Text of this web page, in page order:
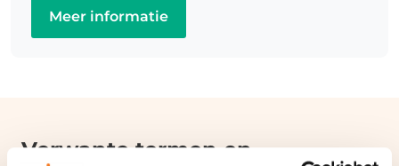
Meer informatie
Verwante termen en